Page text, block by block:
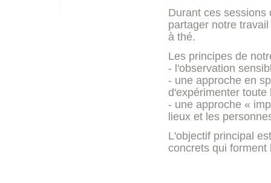
Durant ces sessions
partager notre
à thé.
Les principes de
- l'observation
- une approche en
d'expérimenter
- une approche «
lieux et les
L'objectif principal
concrets qui forment